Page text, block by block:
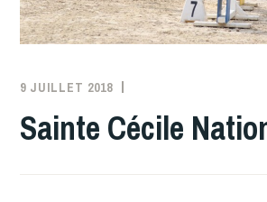
9 JUILLET 2018
Sainte Cécile